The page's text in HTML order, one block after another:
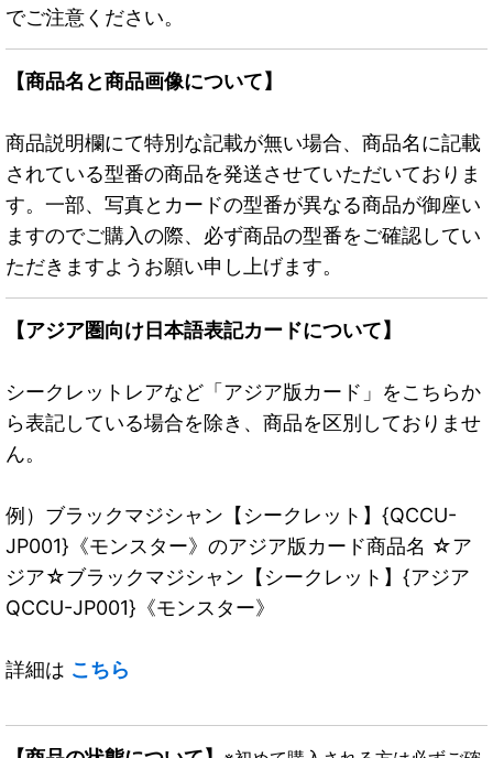
でご注意ください。
【商品名と商品画像について】
商品説明欄にて特別な記載が無い場合、商品名に記載
されている型番の商品を発送させていただいておりま
す。一部、写真とカードの型番が異なる商品が御座い
ますのでご購入の際、必ず商品の型番をご確認してい
ただきますようお願い申し上げます。
【アジア圏向け日本語表記カードについて】
シークレットレアなど「アジア版カード」をこちらか
ら表記している場合を除き、商品を区別しておりませ
ん。
例）ブラックマジシャン【シークレット】{QCCU-
JP001}《モンスター》のアジア版カード商品名 ☆ア
ジア☆ブラックマジシャン【シークレット】{アジア
QCCU-JP001}《モンスター》
詳細は こちら